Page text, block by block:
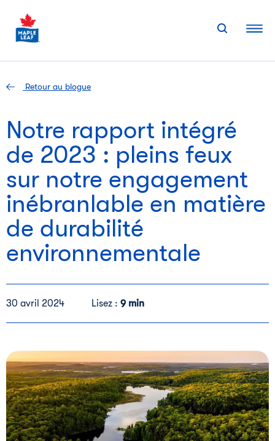
content
Retour au blogue
Notre rapport intégré
de 2023 : pleins feux
sur notre engagement
inébranlable en matière
de durabilité
environnementale
30 avril 2024 Lisez : 9 min